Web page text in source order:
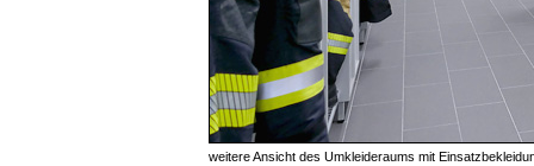
weitere Ansicht des Umkleideraums mit